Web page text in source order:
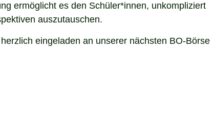
ermöglicht es den Schüler*innen, unkompliziert
auszutauschen.
eingeladen an unserer nächsten BO-Börse